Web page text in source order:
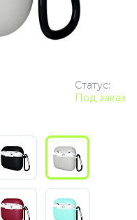
Статус:
Под заказ